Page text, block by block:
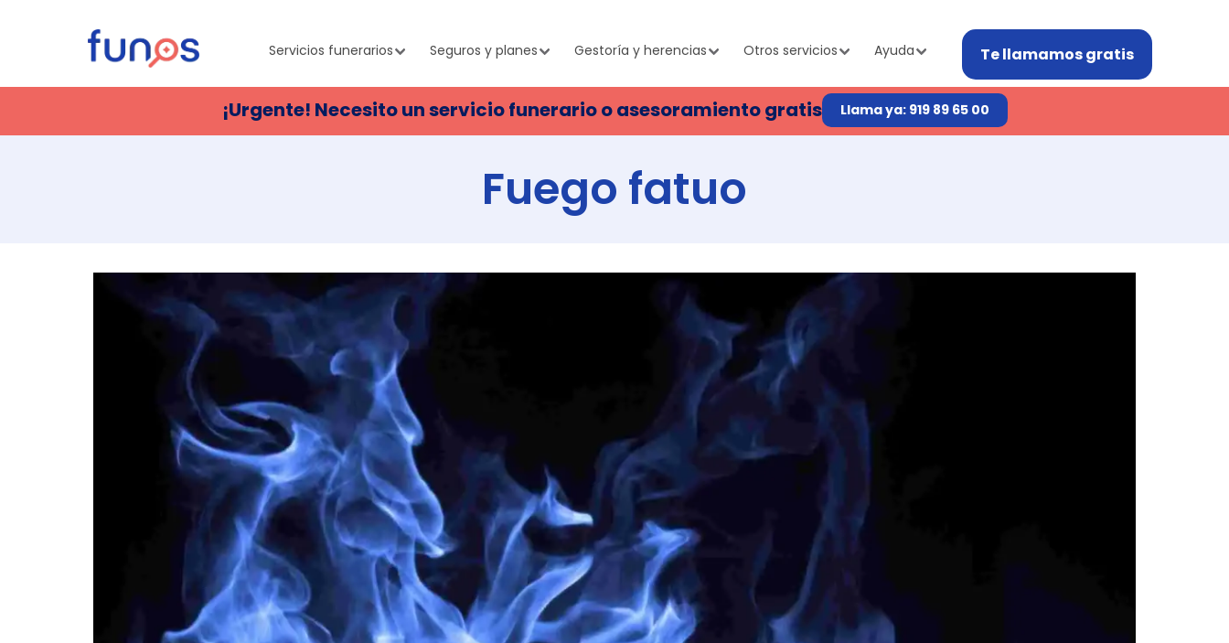
Servicios funerarios Seguros y planes Gestoría y herencias Otros servicios Ayuda Te llamamos gratis
¡Urgente! Necesito un servicio funerario o asesoramiento gratis Llama ya: 919 89 65 00
Fuego fatuo